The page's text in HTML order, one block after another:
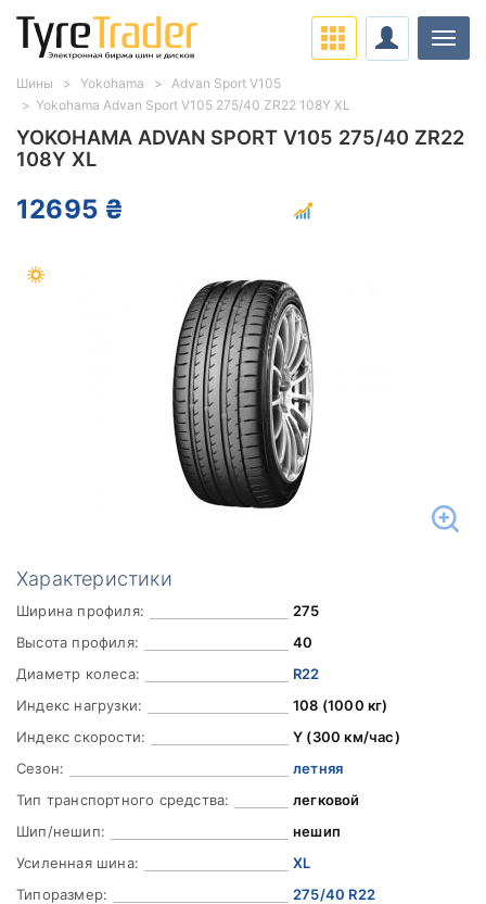
YOKOHAMA ADVAN SPORT V105 275/40 ZR22
108Y XL
12695 ₴
Характеристики
Ширина профиля:
275
Высота профиля:
40
Диаметр колеса:
R22
Индекс нагрузки:
108 (1000 кг)
Индекс скорости:
Y (300 км/час)
Сезон:
летняя
Тип транспортного средства:
легковой
Шип/нешип:
нешип
Усиленная шина:
XL
Типоразмер:
275/40 R22
Шины Yokohama
Advan Sport V105
Yokohama Advan Sport V105 275/40 ZR22 108Y XL